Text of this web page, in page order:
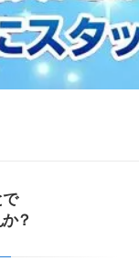
ナーに掲載いただきまし…
？